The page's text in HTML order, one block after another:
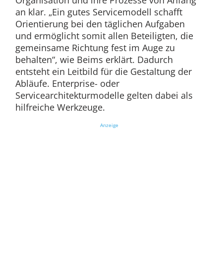
an klar. „Ein gutes Servicemodell schafft
Orientierung bei den täglichen Aufgaben
und ermöglicht somit allen Beteiligten, die
gemeinsame Richtung fest im Auge zu
behalten“, wie Beims erklärt. Dadurch
entsteht ein Leitbild für die Gestaltung der
Abläufe. Enterprise- oder
Servicearchitekturmodelle gelten dabei als
hilfreiche Werkzeuge.
Anzeige